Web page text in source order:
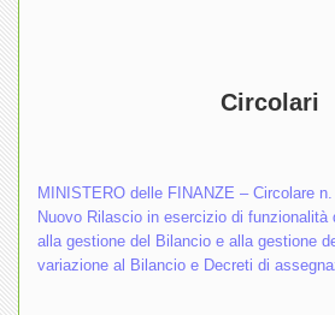
Circolari
MINISTERO delle FINANZE – Circolare
Nuovo Rilascio in esercizio di
alla gestione del Bilancio e alla gestione
variazione al Bilancio e Decreti di